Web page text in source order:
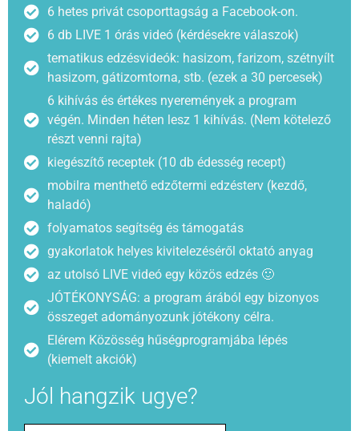
6 hetes privát csoporttagság a Facebook-on.
6 db LIVE 1 órás videó (kérdésekre válaszok)
tematikus edzésvideók: hasizom, farizom, szétnyílt
hasizom, gátizomtorna, stb. (ezek a 30 percesek)
6 kihívás és értékes nyeremények a program
végén. Minden héten lesz 1 kihívás. (Nem kötelező
részt venni rajta)
kiegészítő receptek (10 db édesség recept)
mobilra menthető edzőtermi edzésterv (kezdő,
haladó)
folyamatos segítség és támogatás
gyakorlatok helyes kivitelezéséről oktató anyag
az utolsó LIVE videó egy közös edzés 🙂
JÓTÉKONYSÁG: a program árából egy bizonyos
összeget adományozunk jótékony célra.
Elérem Közösség hűségprogramjába lépés
(kiemelt akciók)
Jól hangzik ugye?